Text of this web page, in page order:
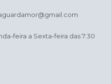
feira a Sexta-feira das 7:30